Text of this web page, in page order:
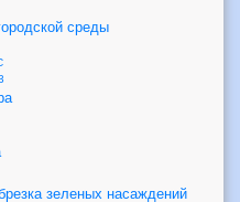
среды
зеленых насаждений